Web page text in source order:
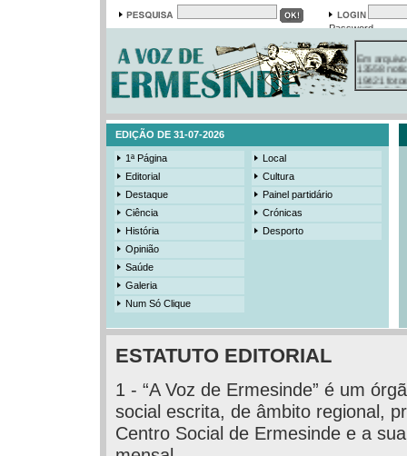
Password
13558
19421
385
EDIÇÃO DE 31-07-2026
1ª Página
Editorial
Destaque
Ciência
História
Opinião
Saúde
Galeria
Num Só Clique
Local
Cultura
Painel partidário
Crónicas
Desporto
ESTATUTO EDITORIAL
1 - “A Voz de Ermesinde” é um
social escrita, de âmbito regional,
Centro Social de Ermesinde e a